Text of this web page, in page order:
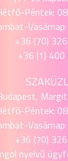
Péntek:
+36 (70)
+36 (1)
Péntek:
+36 (70)
nyelvű